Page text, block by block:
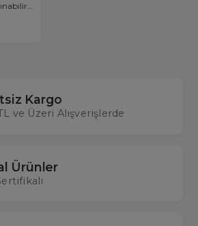
Kargo
ve Üzeri Alışverişlerde
Ürünler